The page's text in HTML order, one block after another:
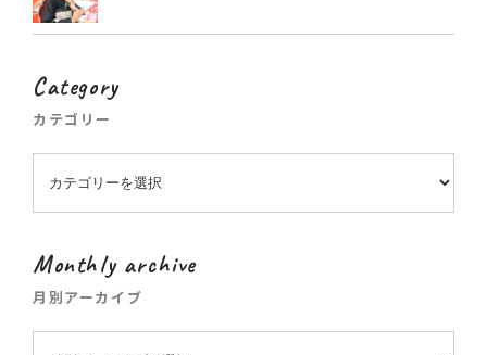
Category
カテゴリー
Monthly archive
月別アーカイブ